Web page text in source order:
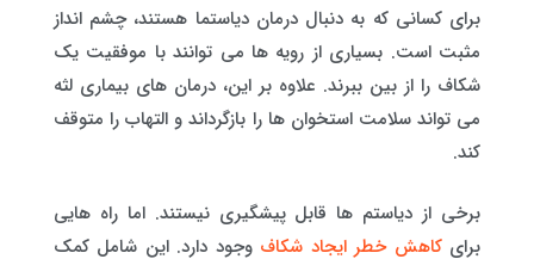
برای کسانی که به دنبال درمان دیاستما هستند، چشم انداز
مثبت است. بسیاری از رویه ها می توانند با موفقیت یک
شکاف را از بین ببرند. علاوه بر این، درمان های بیماری لثه
می تواند سلامت استخوان ها را بازگرداند و التهاب را متوقف
کند.
برخی از دیاستم ها قابل پیشگیری نیستند. اما راه هایی
برای کاهش خطر ایجاد شکاف وجود دارد. این شامل کمک